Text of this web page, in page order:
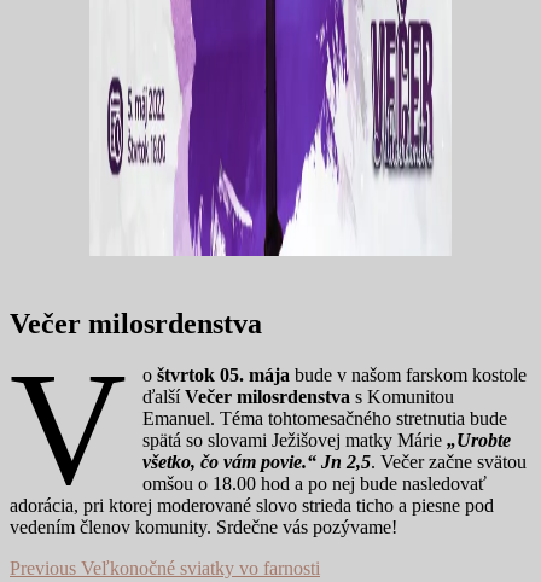
Večer milosrdenstva
V oštvrtok 05. mája bude v našom farskom kostole
ďalšíVečer milosrdenstva s Komunitou
Emanuel. Téma tohtomesačného stretnutia bude
spätá so slovami Ježišovej matky Márie„Urobte
všetko, čo vám povie.“ Jn 2,5. Večer začne svätou
omšou o 18.00 hod a po nej bude nasledovať
adorácia, pri ktorej moderované slovo strieda ticho a piesne pod
vedením členov komunity. Srdečne vás pozývame!
Navigácia
Previous Previous
Veľkonočné sviatky vo farnosti